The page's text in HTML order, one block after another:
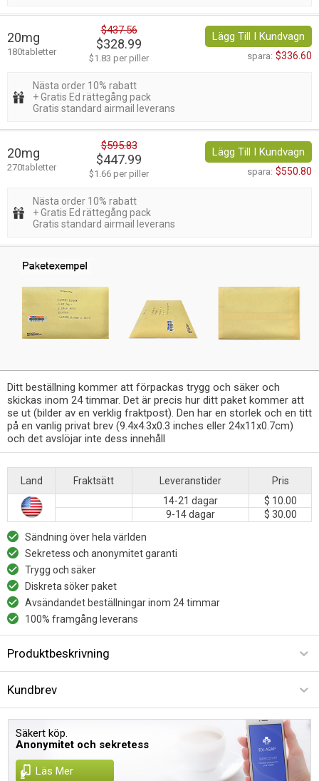
20mg
180tabletter
$437.56
$328.99
$1.83 per piller
Lägg Till I Kundvagn
spara: $336.60
Nästa order 10% rabatt
+ Gratis Ed rättegång pack
Gratis standard airmail leverans
20mg
270tabletter
$595.83
$447.99
$1.66 per piller
Lägg Till I Kundvagn
spara: $550.80
Nästa order 10% rabatt
+ Gratis Ed rättegång pack
Gratis standard airmail leverans
Ditt beställning kommer att förpackas trygg och säker och
skickas inom 24 timmar. Det är precis hur ditt paket kommer att
se ut (bilder av en verklig fraktpost). Den har en storlek och en titt
på en vanlig privat brev (9.4x4.3x0.3 inches eller 24x11x0.7cm)
och det avslöjar inte dess innehåll
Land Fraktsätt Leveranstider
Pris
14-21 dagar
$ 10.00
9-14 dagar
$ 30.00
Sändning över hela världen
Sekretess och anonymitet garanti
Trygg och säker
Diskreta söker paket
Avsändandet beställningar inom 24 timmar
100% framgång leverans
Produktbeskrivning
Kundbrev
Säkert köp.
Anonymitet och sekretess
Läs Mer